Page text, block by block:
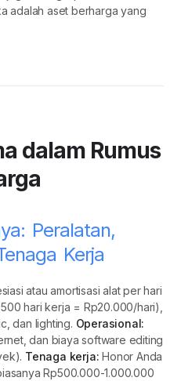
adalah aset berharga yang
dalam Rumus
Peralatan,
Kerja
atau amortisasi alat per hari
hari kerja = Rp20.000/hari),
dan lighting. Operasional:
dan biaya software editing
Tenaga kerja: Honor Anda
Rp500.000-1.000.000